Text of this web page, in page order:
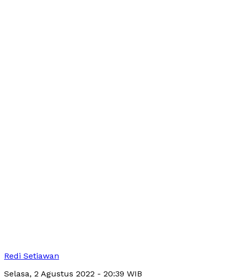
Redi Setiawan
Selasa, 2 Agustus 2022 - 20:39 WIB